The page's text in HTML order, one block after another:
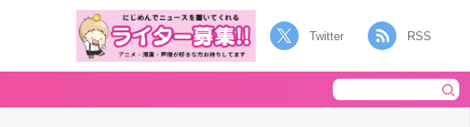
Twitter RSS